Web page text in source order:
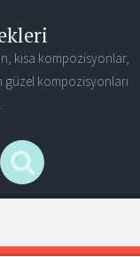
kısa kompozisyonlar,
güzel kompozisyonları
Links
Search